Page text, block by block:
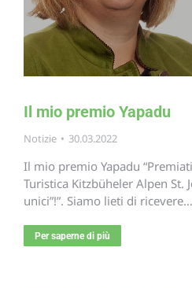
Il mio premio Yapadu
Notizie 30.03.2022
Il mio premio Yapadu
Turistica Kitzbüheler Alpen St.
unici”!”. Siamo lieti di ricevere…
Per saperne di più